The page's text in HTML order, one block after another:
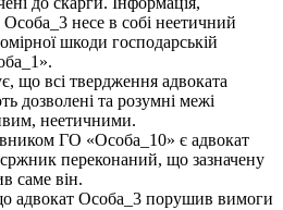
Особа_3 несе в собі неетичний
шкоди господарській
що всі твердження адвоката
дозволені та розумні межі
неетичними.
ГО «Особа_10» є адвокат
переконаний, що зазначену
саме він.
адвокат Особа_3 порушив вимоги